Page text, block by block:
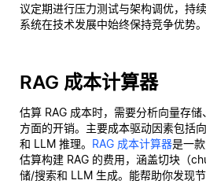
议定期进行压力测试与架构调优，持
系统在技术发展中始终保持竞争优势。
RAG 成本计算器
估算 RAG 成本时，需要分析向量存
方面的开销。主要成本驱动因素包括
和 LLM 推理。 RAG 成本计算器是一
估算构建 RAG 的费用，涵盖切块（
储/搜索和 LLM 生成。能帮助你发现